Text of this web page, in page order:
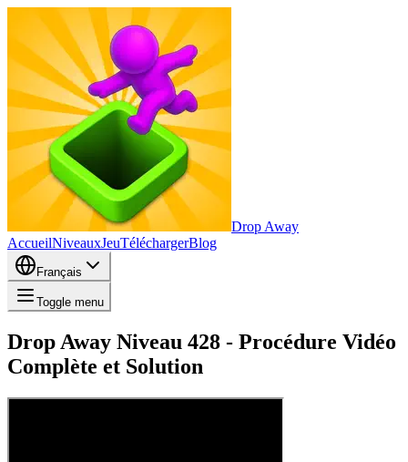
Drop Away
AccueilNiveauxJeuTéléchargerBlog
Français
Toggle menu
Drop Away Niveau 428 - Procédure Vidéo
Complète et Solution